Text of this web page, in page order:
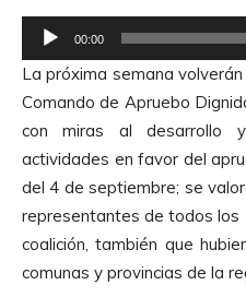
e
p
r
o
d
u
c
t
o
00:00
La próxima semana
Comando de Apruebo
con miras al desarrollo
actividades en favor del
del 4 de septiembre; se
representantes de todos
coalición, también que
comunas y provincias de la